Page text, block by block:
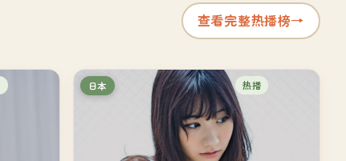
查看完整热播榜→
日本 热播